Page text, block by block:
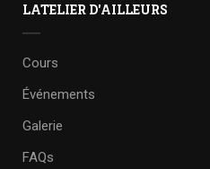
LATELIER D'AILLEURS
Cours
Événements
Galerie
FAQs